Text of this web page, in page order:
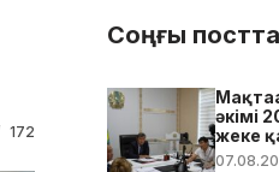
172
Соңғы
әкімі
жеке